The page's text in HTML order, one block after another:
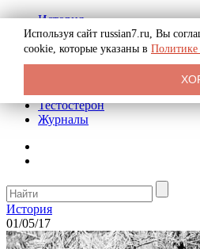
История
Биография
Криминал
Реклама на сайте
Тестостерон
Журналы
История
01/05/17
Используя сайт russian7.ru, Вы
cookie, которые указаны в Политике